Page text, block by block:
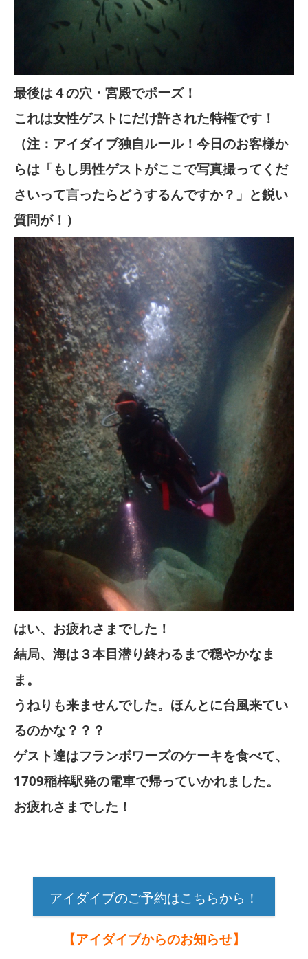
最後は４の穴・宮殿でポーズ！
これは女性ゲストにだけ許された特権です！
（注：アイダイブ独自ルール！今日のお客様か
らは「もし男性ゲストがここで写真撮ってくだ
さいって言ったらどうするんですか？」と鋭い
質問が！）
はい、お疲れさまでした！
結局、海は３本目潜り終わるまで穏やかなま
ま。
うねりも来ませんでした。ほんとに台風来てい
るのかな？？？
ゲスト達はフランボワーズのケーキを食べて、
1709稲梓駅発の電車で帰っていかれました。
お疲れさまでした！
アイダイブのご予約はこちらから！
【アイダイブからのお知らせ】